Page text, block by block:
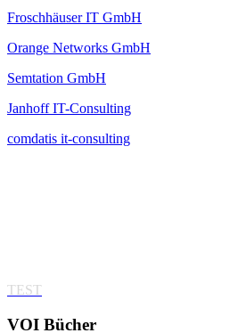
Froschhäuser IT GmbH
Orange Networks GmbH
Semtation GmbH
Janhoff IT-Consulting
comdatis it-consulting
TEST
VOI Bücher